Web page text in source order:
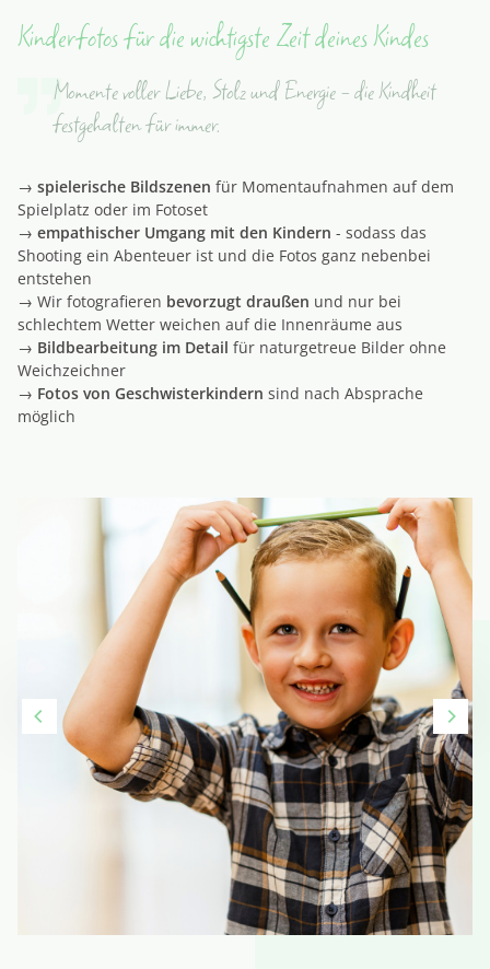
Kinderfotos für die wichtigste Zeit deines Kindes
Momente voller Liebe, Stolz und Energie - die Kindheit
festgehalten für immer.
→ spielerische Bildszenen für Momentaufnahmen auf dem
Spielplatz oder im Fotoset
→ empathischer Umgang mit den Kindern - sodass das
Shooting ein Abenteuer ist und die Fotos ganz nebenbei
entstehen
→ Wir fotografieren bevorzugt draußen und nur bei
schlechtem Wetter weichen auf die Innenräume aus
→ Bildbearbeitung im Detail für naturgetreue Bilder ohne
Weichzeichner
→ Fotos von Geschwisterkindern sind nach Absprache
möglich